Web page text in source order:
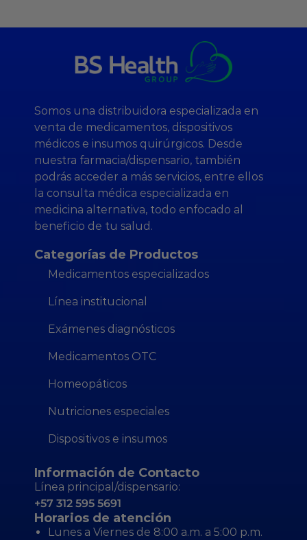
Somos una distribuidora especializada en
venta de medicamentos, dispositivos
médicos e insumos quirúrgicos. Desde
nuestra farmacia/dispensario, también
podrás acceder a más servicios, entre ellos
la consulta médica especializada en
medicina alternativa, todo enfocado al
beneficio de tu salud.
Categorías de Productos
Medicamentos especializados
Línea institucional
Exámenes diagnósticos
Medicamentos OTC
Homeopáticos
Nutriciones especiales
Dispositivos e insumos
Información de Contacto
Línea principal/dispensario:
+57 312 595 5691
Horarios de atención
Lunes a Viernes de 8:00 a.m. a 5:00 p.m.